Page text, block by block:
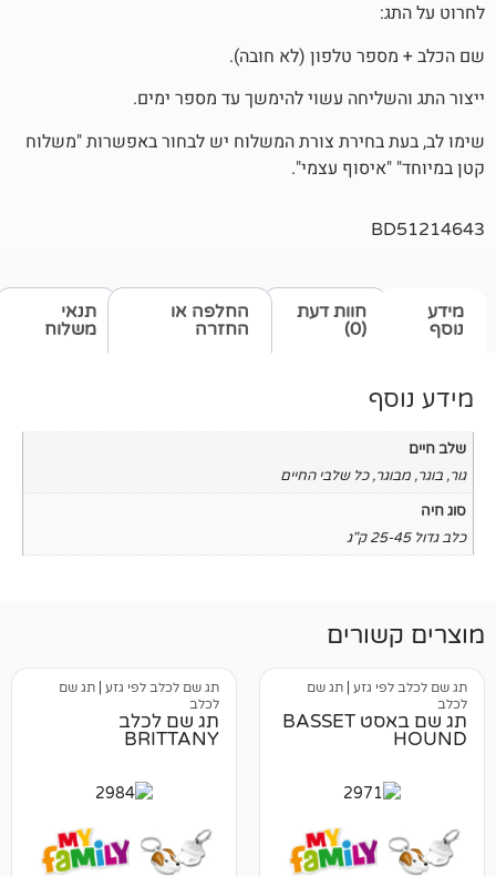
טלפון (לא חובה).
עשוי להימשך עד מספר ימים.
צורת המשלוח יש לבחור באפשרות "משלוח
עצמי".
תנאי
משלוח
חוות דעת
החלפה או
החזרה
כל שלבי החיים
|תג שם
תג שם באסט BASSET
תג שם לכלב לפי גזע |תג שם
תג שם לכלב